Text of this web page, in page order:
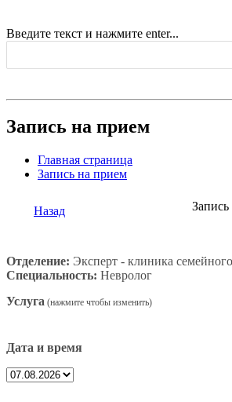
Введите текст и нажмите enter...
Запись на прием
Главная страница
Запись на прием
Назад
Отделение: Эксперт - клиника
Специальность: Невролог
Услуга
Дата и время